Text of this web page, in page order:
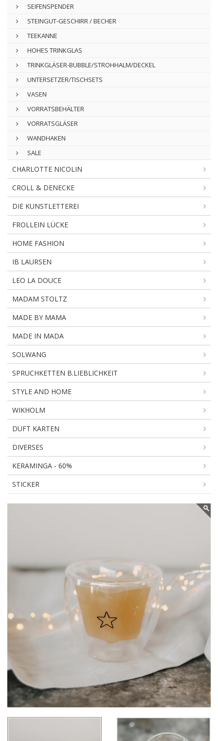
SEIFENSPENDER
STEINGUT-GESCHIRR / BECHER
TEEKANNE
HOHES TRINKGLAS
TRINKGLÄSER-BUBBLE/STROHHALM/DECKEL
UNTERSETZER/TISCHSETS
VASEN
VORRATSBEHÄLTER
VORRATSGLÄSER
WANDHAKEN
SALE
CHARLOTTE NICOLIN
CROLL & DENECKE
DIE KUNSTLETTEREI
FROLLEIN LÜCKE
HOME FASHION
IB LAURSEN
LEO LA DOUCE
MADAM STOLTZ
MADE BY MAMA
MADE IN MADA
SOLWANG
SPRUCHKETTEN B.LIEBLICHKEIT
STYLE AND HOME
WIKHOLM
DUFT KARTEN
DIVERSES
KERAMINGA - 60%
STICKER